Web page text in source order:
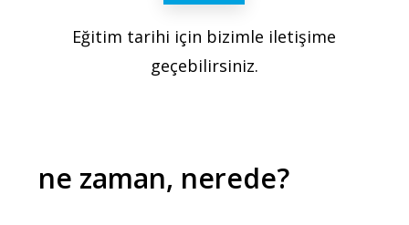
Eğitim tarihi için bizimle iletişime
geçebilirsiniz.
ne zaman, nerede?